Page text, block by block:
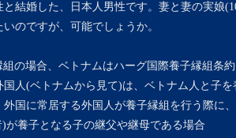
結婚した、日本人男性です。妻と妻の実娘
のですが、可能でしょうか。
の場合、ベトナムはハーグ国際養子縁組条
人(ベトナムから見て)は、ベトナム人と子
国に常居する外国人が養子縁組を行う際に、
養子となる子の継父や継母である場合